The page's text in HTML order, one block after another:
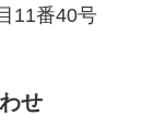
11番40号
せ